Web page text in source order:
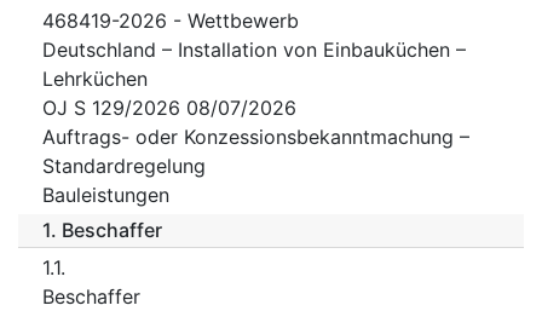
468419-2026 - Wettbewerb
Deutschland – Installation von Einbauküchen –
Lehrküchen
OJ S 129/2026 08/07/2026
Auftrags- oder Konzessionsbekanntmachung –
Standardregelung
Bauleistungen
1. Beschaffer
1.1.
Beschaffer